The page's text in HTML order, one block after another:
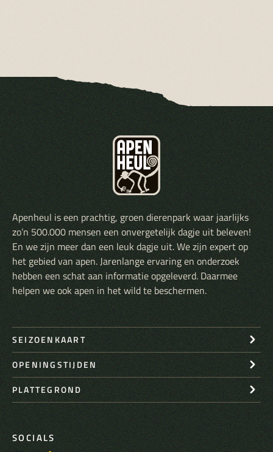
Apenheul is een prachtig, groen dierenpark waar jaarlijks
zo’n 500.000 mensen een onvergetelijk dagje uit beleven!
En we zijn meer dan een leuk dagje uit. We zijn expert op
het gebied van apen. Jarenlange ervaring en onderzoek
hebben een schat aan informatie opgeleverd. Daarmee
helpen we ook apen in het wild te beschermen.
SEIZOENKAART
OPENINGSTIJDEN
PLATTEGROND
SOCIALS